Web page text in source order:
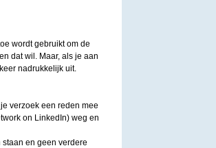
wordt gebruikt om de
dat wil. Maar, als je aan
nadrukkelijk uit.
verzoek een reden mee
on LinkedIn) weg en
en geen verdere